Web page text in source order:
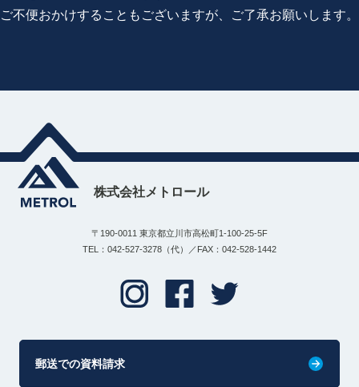
ご不便おかけすることもございますが、ご了承お願いします。
株式会社メトロール
〒190-0011 東京都立川市高松町1-100-25-5F
TEL：042-527-3278（代）／FAX：042-528-1442
郵送での資料請求